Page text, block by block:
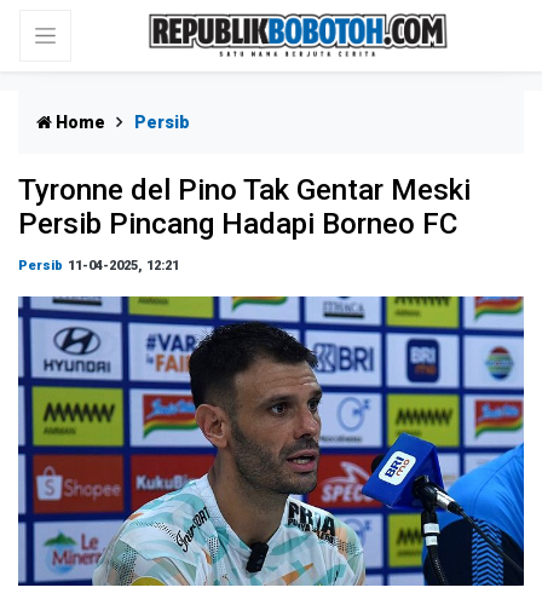
Home Persib
Tyronne del Pino Tak Gentar Meski
Persib Pincang Hadapi Borneo FC
Persib 11-04-2025, 12:21